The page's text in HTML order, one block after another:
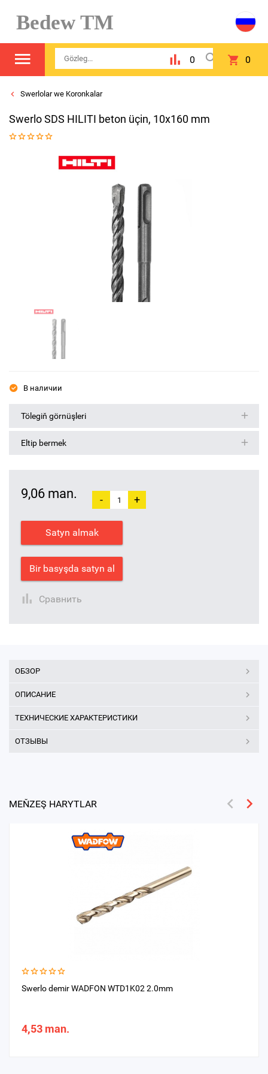
Bedew TM
0 0
Swerlolar we Koronkalar
Swerlo SDS HILITI beton üçin, 10х160 mm
В наличии
Tölegiň görnüşleri
Eltip bermek
9,06 man. - +
Satyn almak
Bir basyşda satyn al
Сравнить
ОБЗОР
ОПИСАНИЕ
ТЕХНИЧЕСКИЕ ХАРАКТЕРИСТИКИ
ОТЗЫВЫ
MEŇZEŞ HARYTLAR
Swerlo demir WADFON WTD1K02 2.0mm
4,53 man.